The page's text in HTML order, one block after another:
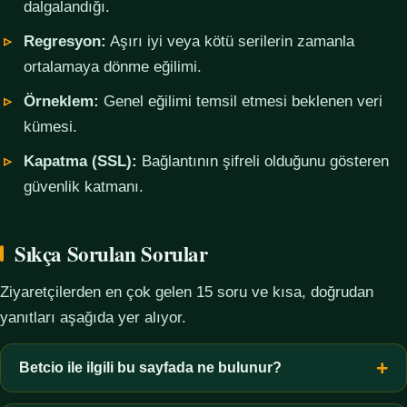
dalgalandığı.
Regresyon: Aşırı iyi veya kötü serilerin zamanla
ortalamaya dönme eğilimi.
Örneklem: Genel eğilimi temsil etmesi beklenen veri
kümesi.
Kapatma (SSL): Bağlantının şifreli olduğunu gösteren
güvenlik katmanı.
Sıkça Sorulan Sorular
Ziyaretçilerden en çok gelen 15 soru ve kısa, doğrudan
yanıtları aşağıda yer alıyor.
Betcio ile ilgili bu sayfada ne bulunur?
Bu sayfada yalnızca kavramsal bilgi, terim açıklamaları, veri